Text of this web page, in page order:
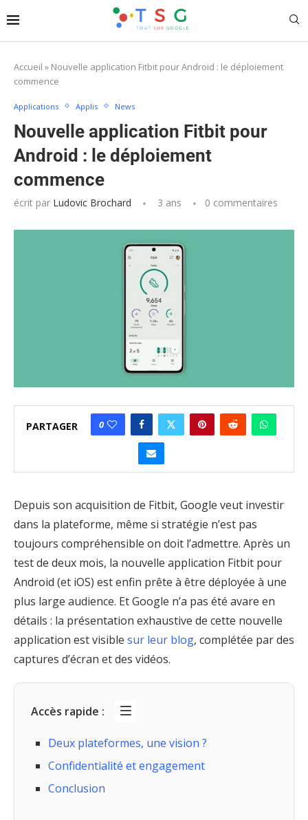
Accueil » Nouvelle application Fitbit pour Android : le déploiement
commence
Applications Applis News
Nouvelle application Fitbit pour
Android : le déploiement
commence
écrit par Ludovic Brochard 3 ans 0 commentaires
PARTAGER 0
Depuis son acquisition de Fitbit, Google veut investir
dans la plateforme, même si stratégie n’est pas
toujours compréhensible on doit l’admettre. Après un
test de deux mois, la nouvelle application Fitbit pour
Android (et iOS) est enfin prête à être déployée à une
plus large audience. Et Google n’a pas été avare en
détails : la présentation exhaustive de cette nouvelle
application est visible sur leur blog, complétée par des
captures d’écran et des vidéos.
Accès rapide :
Deux plateformes, une vision ?
Confidentialité et engagement
Conclusion